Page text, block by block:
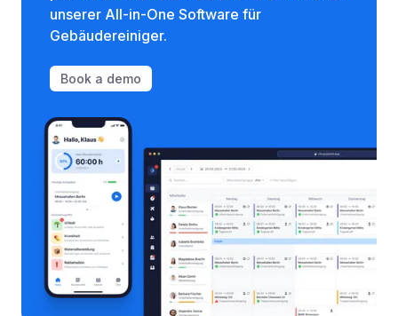
unserer All-in-One Software für
Gebäudereiniger.
Book a demo